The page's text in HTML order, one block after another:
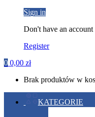
Sign in
Don't have an account
Register
0 0,00 zł
Brak produktów w
KATEGORIE